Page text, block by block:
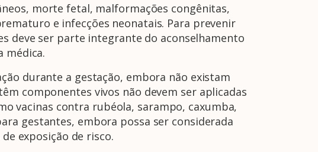
morte fetal, malformações congênitas,
e infecções neonatais. Para prevenir
deve ser parte integrante do aconselhamento
médica.
durante a gestação, embora não existam
componentes vivos não devem ser aplicadas
vacinas contra rubéola, sarampo, caxumba,
gestantes, embora possa ser considerada
exposição de risco.